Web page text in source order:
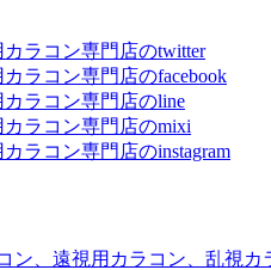
ラコン専門店のtwitter
ラコン専門店のfacebook
ラコン専門店のline
ラコン専門店のmixi
ラコン専門店のinstagram
、遠視用カラコン、乱視カ